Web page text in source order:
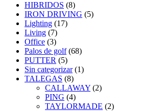
HIBRIDOS (8)
IRON DRIVING (5)
Lighting (17)
Living (7)
Office (3)
Palos de golf (68)
PUTTER (5)
Sin categorizar (1)
TALEGAS (8)
CALLAWAY (2)
PING (4)
TAYLORMADE (2)